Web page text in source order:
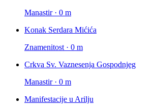
Manastir · 0 m
Konak Serdara Mićića
Znamenitost · 0 m
Crkva Sv. Vaznesenja Gospodnjeg
Manastir · 0 m
Manifestacije u Arilju